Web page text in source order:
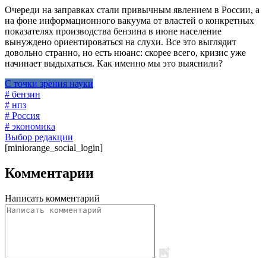
Очереди на заправках стали привычным явлением в России, а
на фоне информационного вакуума от властей о конкретных
показателях производства бензина в июне население
вынуждено ориентироваться на слухи. Все это выглядит
довольно странно, но есть нюанс: скорее всего, кризис уже
начинает выдыхаться. Как именно мы это выяснили?
С точки зрения науки
# бензин
# нпз
# Россия
# экономика
Выбор редакции
[miniorange_social_login]
Комментарии
Написать комментарий